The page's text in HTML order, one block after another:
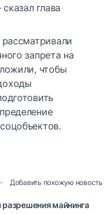
глава
запрета на
чтобы
Добавить похожую новость
разрешения майнинга